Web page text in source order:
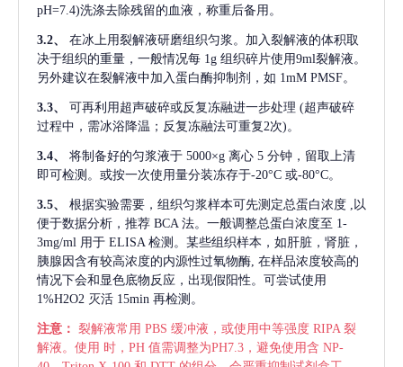
pH=7.4)洗涤去除残留的血液，称重后备用。
3.2、
在冰上用裂解液研磨组织匀浆。加入裂解液的体积取
决于组织的重量，一般情况每 1g 组织碎片使用9ml裂解液。
另外建议在裂解液中加入蛋白酶抑制剂，如 1mM PMSF。
3.3、 可再利用超声破碎或反复冻融进一步处理 (超声破碎
过程中，需冰浴降温；反复冻融法可重复2次)。
3.4、 将制备好的匀浆液于 5000×g 离心 5 分钟，留取上清
即可检测。或按一次使用量分装冻存于-20°C 或-80°C。
3.5、 根据实验需要，组织匀浆样本可先测定总蛋白浓度 ,以
便于数据分析，推荐 BCA 法。一般调整总蛋白浓度至 1-
3mg/ml 用于 ELISA 检测。某些组织样本，如肝脏，肾脏，
胰腺因含有较高浓度的内源性过氧物酶, 在样品浓度较高的
情况下会和显色底物反应，出现假阳性。可尝试使用
1%H2O2 灭活 15min 再检测。
注意： 裂解液常用 PBS 缓冲液，或使用中等强度 RIPA 裂
解液。使用 时，PH 值需调整为PH7.3，避免使用含 NP-